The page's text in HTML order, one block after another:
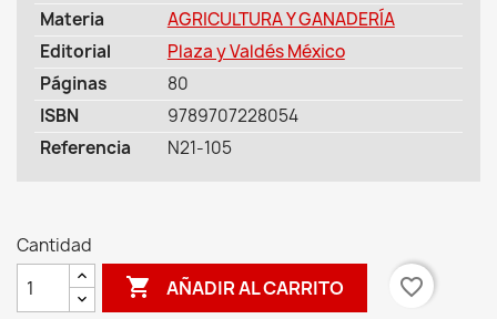
Materia
AGRICULTURA Y GANADERÍA
Editorial
Plaza y Valdés México
Páginas
80
ISBN
9789707228054
Referencia
N21-105
Cantidad
 AÑADIR AL CARRITO favorite_border